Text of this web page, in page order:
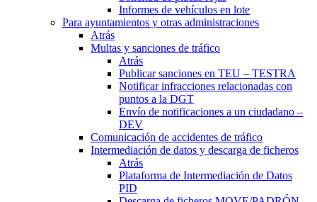
Informes de vehículos en lote
Para ayuntamientos y otras administraciones
Atrás
Multas y sanciones de tráfico
Atrás
Publicar sanciones en TEU – TESTRA
Notificar infracciones relacionadas con
puntos a la DGT
Envío de notificaciones a un ciudadano –
DEV
Comunicación de accidentes de tráfico
Intermediación de datos y descarga de ficheros
Atrás
Plataforma de Intermediación de Datos
PID